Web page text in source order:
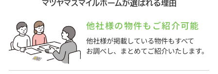
マツヤマスマイルホームが選ばれる理由
他社様の物件もご紹介可能
他社様が掲載している物件もすべて
お調べし、まとめてご紹介いたします。